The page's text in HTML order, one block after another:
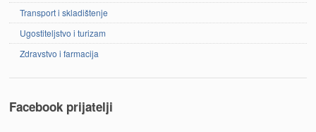
Transport i skladištenje
Ugostiteljstvo i turizam
Zdravstvo i farmacija
Facebook prijatelji